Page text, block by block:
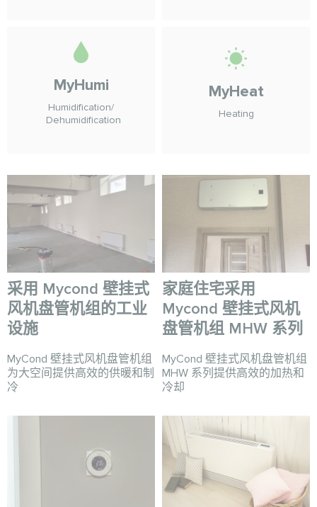
MyHumi
Humidification/
Dehumidification
MyHeat
Heating
采用 Mycond 壁挂式
风机盘管机组的工业
设施
MyCond 壁挂式风机盘管机组
为大空间提供高效的供暖和制
冷
家庭住宅采用
Mycond 壁挂式风机
盘管机组 MHW 系列
MyCond 壁挂式风机盘管机组
MHW 系列提供高效的加热和
冷却